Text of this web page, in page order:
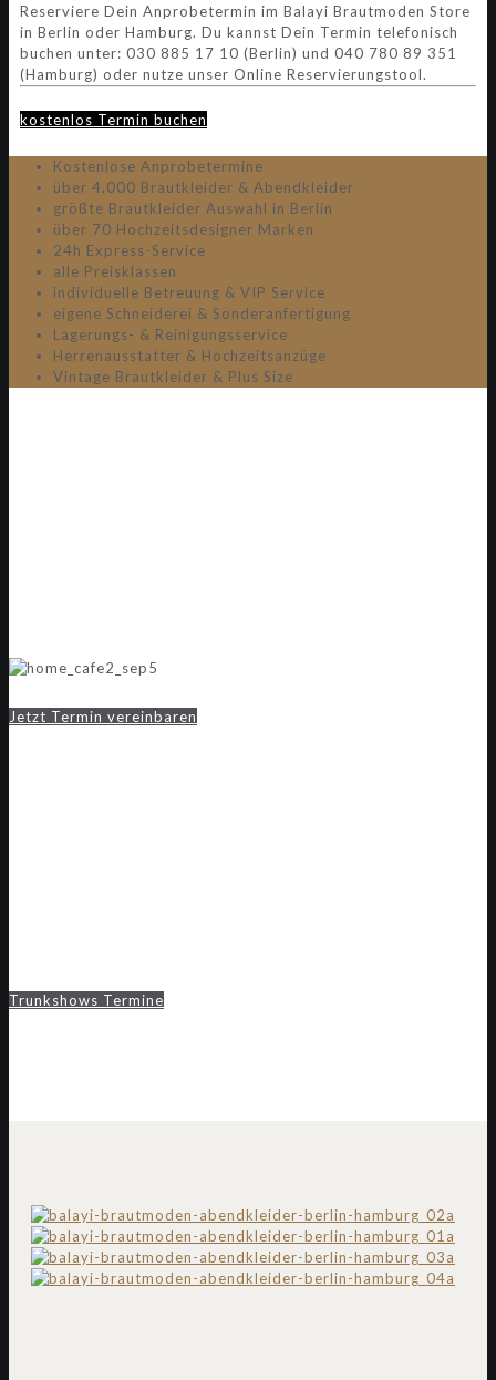
Reserviere Dein Anprobetermin im Balayi Brautmoden Store
in Berlin oder Hamburg. Du kannst Dein Termin telefonisch
buchen unter: 030 885 17 10 (Berlin) und 040 780 89 351
(Hamburg) oder nutze unser Online Reservierungstool.
kostenlos Termin buchen
Kostenlose Anprobetermine
über 4.000 Brautkleider & Abendkleider
größte Brautkleider Auswahl in Berlin
über 70 Hochzeitsdesigner Marken
24h Express-Service
alle Preisklassen
individuelle Betreuung & VIP Service
eigene Schneiderei & Sonderanfertigung
Lagerungs- & Reinigungsservice
Herrenausstatter & Hochzeitsanzüge
Vintage Brautkleider & Plus Size
Jetzt Termin vereinbaren
Trunkshows Termine